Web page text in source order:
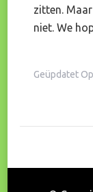
zitten.
niet. We
Geüpdatet Op